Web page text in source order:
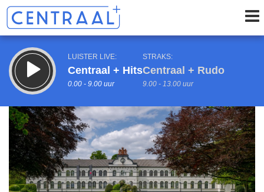
LUISTER LIVE:
Centraal + Hits
0.00 - 9.00 uur
STRAKS:
Centraal + Rudo
9.00 - 13.00 uur
Vorig uur uur 1 van 0 Volgend uur
Inklappen